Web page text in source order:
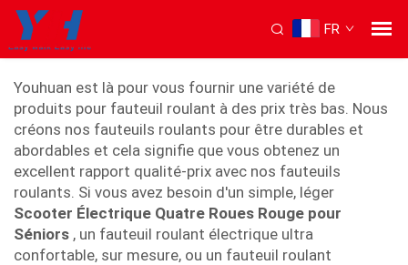
FR
vente de fauteuils roulants
Youhuan est là pour vous fournir une variété de
produits pour fauteuil roulant à des prix très bas. Nous
créons nos fauteuils roulants pour être durables et
abordables et cela signifie que vous obtenez un
excellent rapport qualité-prix avec nos fauteuils
roulants. Si vous avez besoin d'un simple, léger
Scooter Électrique Quatre Roues Rouge pour
Séniors , un fauteuil roulant électrique ultra
confortable, sur mesure, ou un fauteuil roulant